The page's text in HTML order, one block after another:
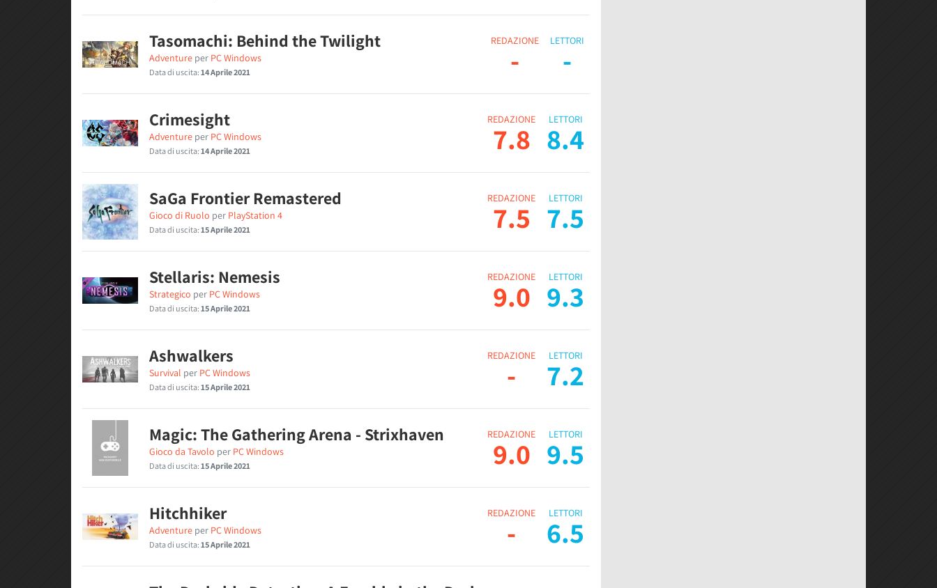
Tasomachi: Behind the Twilight
Adventure per PC Windows
Data di uscita:14 Aprile 2021
REDAZIONE
-
LETTORI
-
Crimesight
Adventure per PC Windows
Data di uscita:14 Aprile 2021
REDAZIONE
7.8
LETTORI
8.4
SaGa Frontier Remastered
Gioco di Ruolo per PlayStation 4
Data di uscita:15 Aprile 2021
REDAZIONE
7.5
LETTORI
7.5
Stellaris: Nemesis
Strategico per PC Windows
Data di uscita:15 Aprile 2021
REDAZIONE
9.0
LETTORI
9.3
Ashwalkers
Survival per PC Windows
Data di uscita:15 Aprile 2021
REDAZIONE
-
LETTORI
7.2
Magic: The Gathering Arena - Strixhaven
Gioco da Tavolo per PC Windows
Data di uscita:15 Aprile 2021
REDAZIONE
9.0
LETTORI
9.5
Hitchhiker
Adventure per PC Windows
Data di uscita:15 Aprile 2021
REDAZIONE
-
LETTORI
6.5